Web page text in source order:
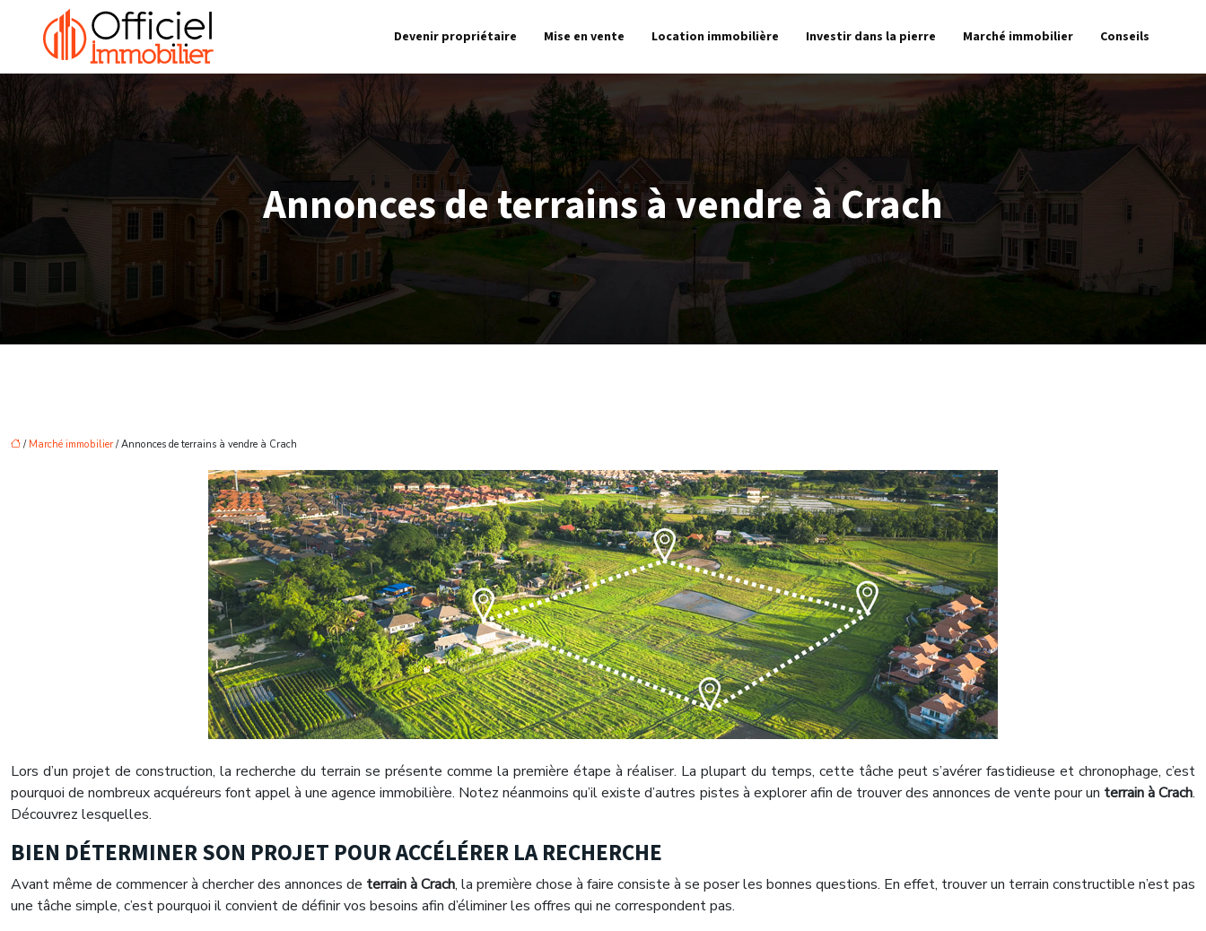
Devenir propriétaire Mise en vente Location immobilière Investir dans la pierre Marché immobilier Conseils
Annonces de terrains à vendre à Crach
/ Marché immobilier / Annonces de terrains à vendre à Crach
Lors d’un projet de construction, la recherche du terrain se présente comme la première étape à réaliser. La plupart du temps, cette tâche peut s’avérer fastidieuse et chronophage, c’est
pourquoi de nombreux acquéreurs font appel à une agence immobilière. Notez néanmoins qu’il existe d’autres pistes à explorer afin de trouver des annonces de vente pour un terrain à Crach.
Découvrez lesquelles.
BIEN DÉTERMINER SON PROJET POUR ACCÉLÉRER LA RECHERCHE
Avant même de commencer à chercher des annonces de terrain à Crach, la première chose à faire consiste à se poser les bonnes questions. En effet, trouver un terrain constructible n’est pas
une tâche simple, c’est pourquoi il convient de définir vos besoins afin d’éliminer les offres qui ne correspondent pas.